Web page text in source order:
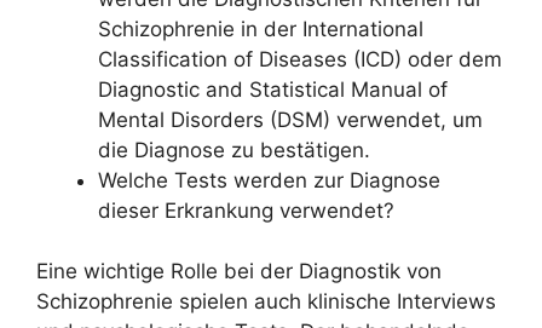
Schizophrenie in der International
Classification of Diseases (ICD) oder dem
Diagnostic and Statistical Manual of
Mental Disorders (DSM) verwendet, um
die Diagnose zu bestätigen.
Welche Tests werden zur Diagnose
dieser Erkrankung verwendet?
Eine wichtige Rolle bei der Diagnostik von
Schizophrenie spielen auch klinische Interviews